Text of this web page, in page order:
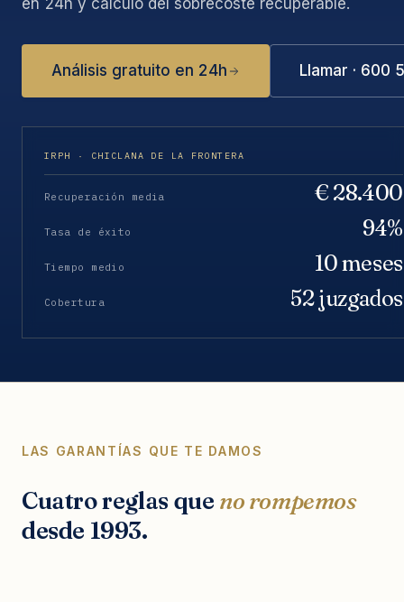
en 24h y cálculo del sobrecoste recuperable.
Análisis gratuito en 24h Llamar · 600
IRPH · CHICLANA DE LA FRONTERA
Recuperación media € 28.400
Tasa de éxito 94%
Tiempo medio 10 meses
Cobertura 52 juzgados
LAS GARANTÍAS QUE TE DAMOS
Cuatro reglas que no rompemos
desde 1993.